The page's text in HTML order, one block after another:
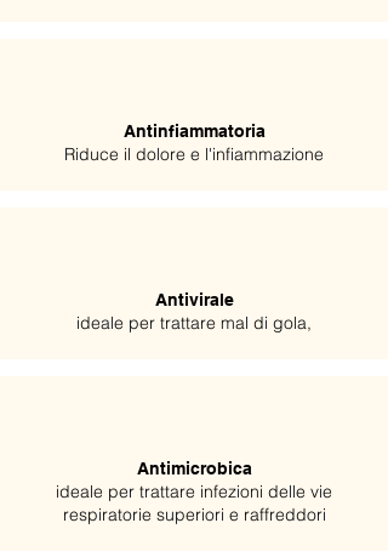
Antinfiammatoria
Riduce il dolore e l'infiammazione
Antivirale
ideale per trattare mal di gola,
Antimicrobica
ideale per trattare infezioni delle vie
respiratorie superiori e raffreddori